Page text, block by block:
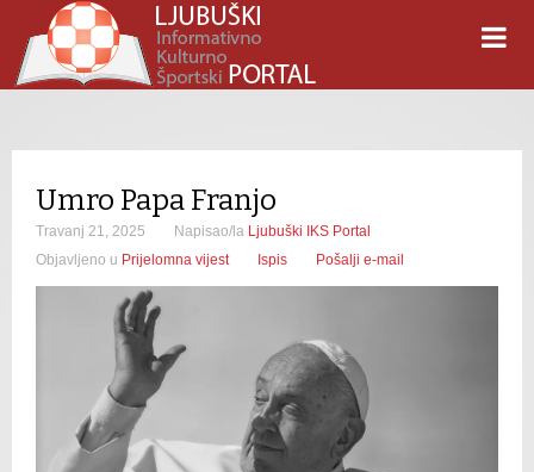
Umro Papa Franjo
Travanj 21, 2025 Napisao/la Ljubuški IKS Portal
Objavljeno u Prijelomna vijest Ispis Pošalji e-mail